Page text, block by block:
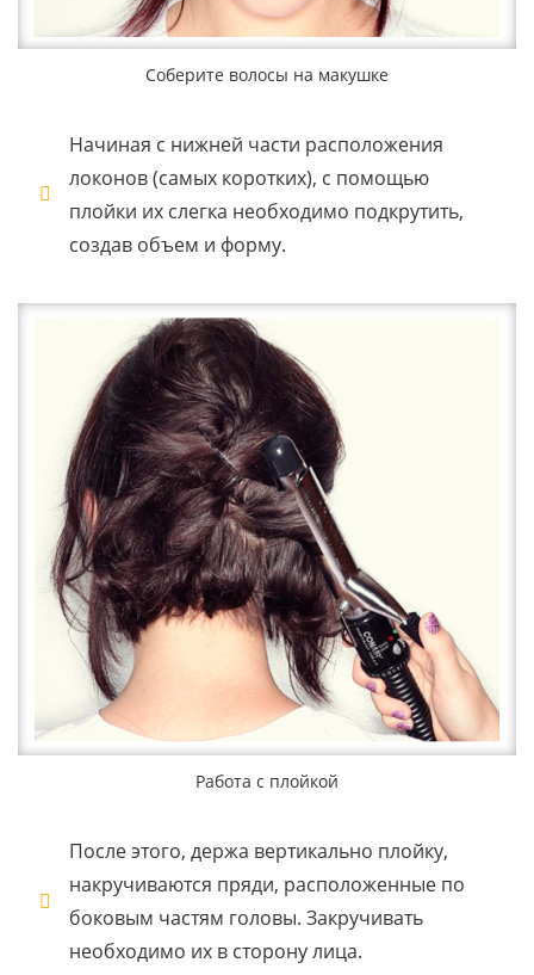
Соберите волосы на макушке
Начиная с нижней части расположения
локонов (самых коротких), с помощью
плойки их слегка необходимо подкрутить,
создав объем и форму.
Работа с плойкой
После этого, держа вертикально плойку,
накручиваются пряди, расположенные по
боковым частям головы. Закручивать
необходимо их в сторону лица.